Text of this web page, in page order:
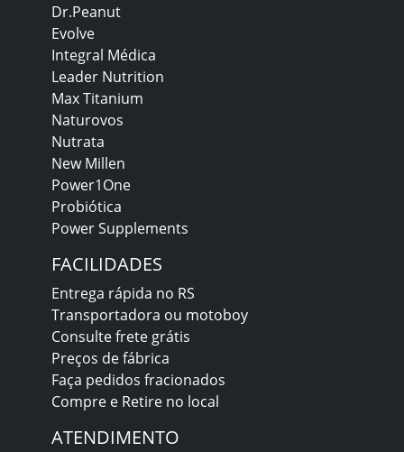
Dr.Peanut
Evolve
Integral Médica
Leader Nutrition
Max Titanium
Naturovos
Nutrata
New Millen
Power1One
Probiótica
Power Supplements
FACILIDADES
Entrega rápida no RS
Transportadora ou motoboy
Consulte frete grátis
Preços de fábrica
Faça pedidos fracionados
Compre e Retire no local
ATENDIMENTO